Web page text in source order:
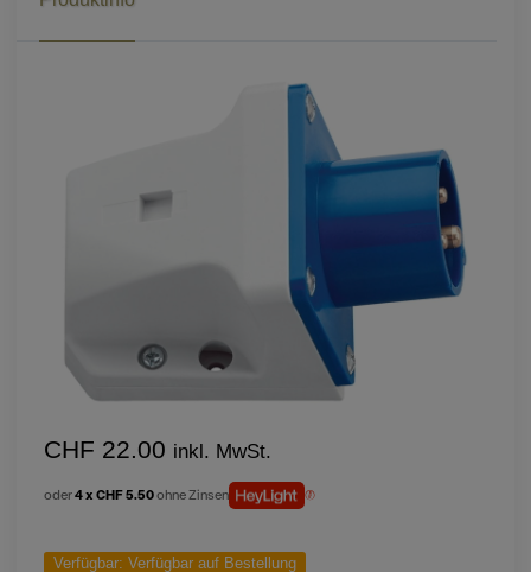
CHF 22.00 inkl. MwSt.
oder4 x CHF 5.50ohne Zinsen
Verfügbar: Verfügbar auf Bestellung